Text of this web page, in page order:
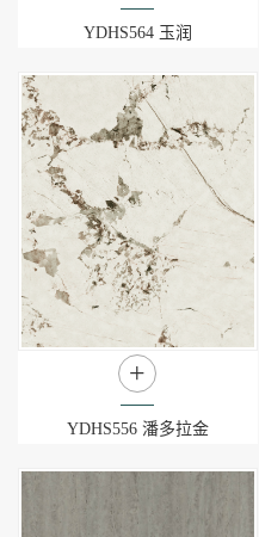
YDHS564 玉润
+
YDHS556 潘多拉金